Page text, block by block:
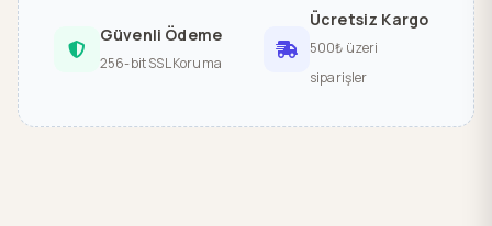
Güvenli Ödeme
256-bit SSL Koruma
Ücretsiz Kargo
500₺ üzeri
siparişler